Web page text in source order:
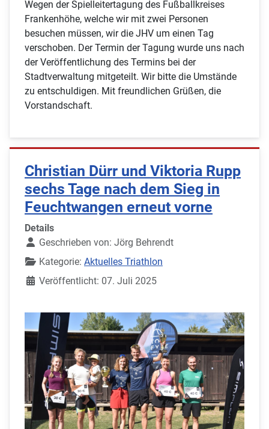
Wegen der Spielleitertagung des Fußballkreises
Frankenhöhe, welche wir mit zwei Personen
besuchen müssen, wir die JHV um einen Tag
verschoben. Der Termin der Tagung wurde uns nach
der Veröffentlichung des Termins bei der
Stadtverwaltung mitgeteilt. Wir bitte die Umstände
zu entschuldigen. Mit freundlichen Grüßen, die
Vorstandschaft.
Christian Dürr und Viktoria Rupp
sechs Tage nach dem Sieg in
Feuchtwangen erneut vorne
Details
Geschrieben von: Jörg Behrendt
Kategorie: Aktuelles Triathlon
Veröffentlicht: 07. Juli 2025